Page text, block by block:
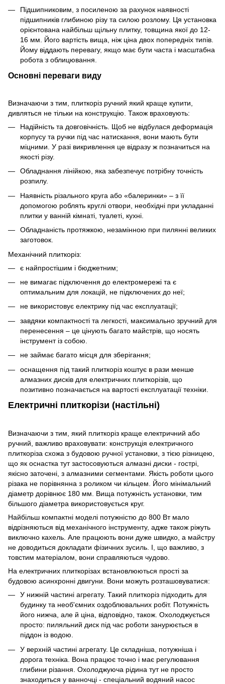
Підшипниковим, з посиленою за рахунок наявності
підшипників глибиною різу та силою розлому. Ця установка
орієнтована найбільш щільну плитку, товщина якої до 12-
16 мм. Його вартість вища, ніж ціна двох попередніх типів.
Йому віддають перевагу, якщо має бути часта і масштабна
робота з облицювання.
Основні переваги виду
Визначаючи з тим, плиткоріз ручний який краще купити,
дивляться не тільки на конструкцію. Також враховують:
Надійність та довговічність. Щоб не відбулася деформація
корпусу та ручки під час натискання, вони мають бути
міцними. У разі викривлення це відразу ж позначиться на
якості різу.
Обладнання лінійкою, яка забезпечує потрібну точність
розпилу.
Наявність різального круга або «балеринки» – з її
допомогою роблять круглі отвори, необхідні при укладанні
плитки у ванній кімнаті, туалеті, кухні.
Обладнаність протяжкою, незамінною при пилянні великих
заготовок.
Механічний плиткоріз:
є найпростішим і бюджетним;
не вимагає підключення до електромережі та є
оптимальним для локацій, не підключених до неї;
не використовує електрику під час експлуатації;
завдяки компактності та легкості, максимально зручний для
перенесення – це цінують багато майстрів, що носять
інструмент із собою.
не займає багато місця для зберігання;
оснащення під такий плиткоріз коштує в рази менше
алмазних дисків для електричних плиткорізів, що
позитивно позначається на вартості експлуатації техніки.
Електричні плиткорізи (настільні)
Визначаючи з тим, який плиткоріз краще електричний або
ручний, важливо враховувати: конструкція електричного
плиткоріза схожа з будовою ручної установки, з тією різницею,
що як оснастка тут застосовуються алмазні диски - гострі,
якісно заточені, з алмазними сегментами. Якість роботи цього
різака не порівнянна з роликом чи кільцем. Його мінімальний
діаметр дорівнює 180 мм. Вища потужність установки, тим
більшого діаметра використовується круг.
Найбільш компактні моделі потужністю до 800 Вт мало
відрізняються від механічного інструменту, адже також ріжуть
виключно кахель. Але працюють вони дуже швидко, а майстру
не доводиться докладати фізичних зусиль. І, що важливо, з
товстим матеріалом, вони справляються чудово.
На електричних плиткорізах встановлюються прості за
будовою асинхронні двигуни. Вони можуть розташовуватися:
У нижній частині агрегату. Такий плиткоріз підходить для
будинку та необ'ємних оздоблювальних робіт. Потужність
його нижча, але й ціна, відповідно, також. Охолоджується
просто: пиляльний диск під час роботи занурюється в
піддон із водою.
У верхній частині агрегату. Це складніша, потужніша і
дорога техніка. Вона працює точно і має регулювання
глибини різання. Охолоджуюча рідина тут не просто
знаходиться у ванночці - спеціальний водяний насос